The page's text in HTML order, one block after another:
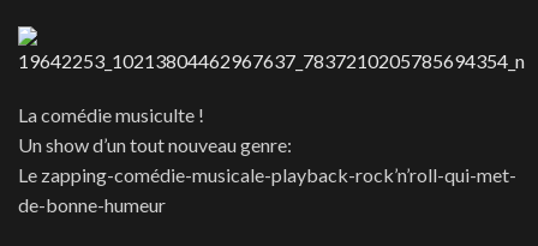
La comédie musiculte !
Un show d’un tout nouveau genre:
Le zapping-comédie-musicale-playback-rock’n’roll-qui-met-
de-bonne-humeur